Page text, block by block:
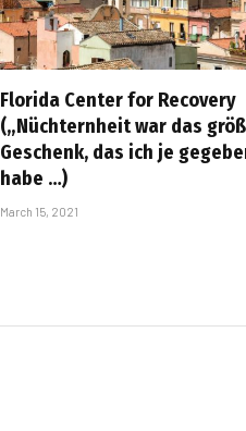
Florida Center for Recovery
(„Nüchternheit war das
Geschenk, das ich je
habe …)
March 15, 2021